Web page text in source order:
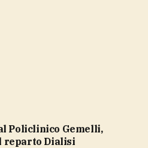
reparto Dialisi